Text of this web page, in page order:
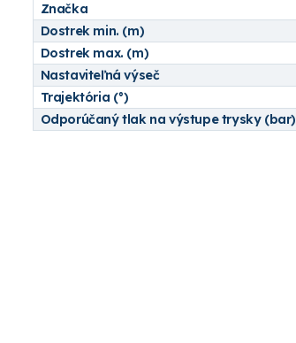
Značka
Dostrek min. (m)
Dostrek max. (m)
Nastaviteľná výseč
Trajektória (°)
Odporúčaný tlak na výstupe trysky (bar)